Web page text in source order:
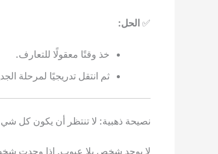
✅ الحل:
خذ وقتًا معقولًا للتعارف.
ثم انتقل تدريجيًا لمرحلة
نصيحة ذهبية: لا تنتظر أن يكون كل شيء
لا يوجد شخص بلا عيوب. إذا وجدت